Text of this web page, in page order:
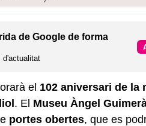
de Google de forma
d'actualitat
el 102 aniversari de la
. El Museu Àngel
portes obertes, que es